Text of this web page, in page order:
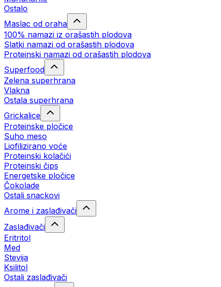
Ostalo
Maslac od oraha
100% namazi iz orašastih plodova
Slatki namazi od orašastih plodova
Proteinski namazi od orašastih plodova
Superfood
Zelena superhrana
Vlakna
Ostala superhrana
Grickalice
Proteinske pločice
Suho meso
Liofilizirano voće
Proteinski kolačići
Proteinski čips
Energetske pločice
Čokolade
Ostali snackovi
Arome i zaslađivači
Zaslađivači
Eritritol
Med
Stevija
Ksilitol
Ostali zaslađivači